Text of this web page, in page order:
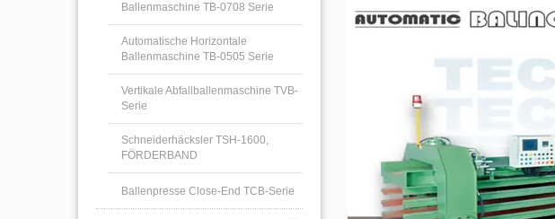
Ballenmaschine TB-0708 Serie
Automatische Horizontale
Ballenmaschine TB-0505 Serie
Vertikale Abfallballenmaschine TVB-
Serie
Schneiderhäcksler TSH-1600,
FÖRDERBAND
Ballenpresse Close-End TCB-Serie